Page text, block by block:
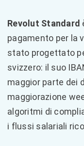
Revolut Standard
pagamento per la
stato progettato
svizzero: il suo
maggior parte dei
maggiorazione
algoritmi di
i flussi salariali